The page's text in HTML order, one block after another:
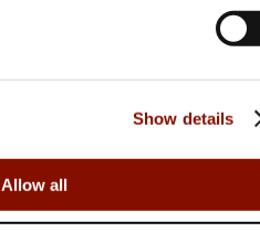
Show details
Allow all